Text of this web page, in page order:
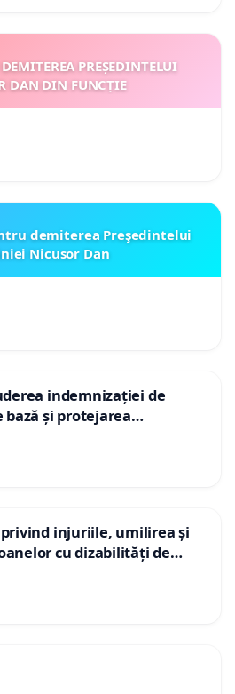
PREȘEDINTELUI
DAN DIN FUNCȚIE
demiterea Preşedintelui
Nicusor Dan
indemnizației de
și protejarea
pentru asistenții
privind injuriile, umilirea și
cu dizabilități de
„Gorici”